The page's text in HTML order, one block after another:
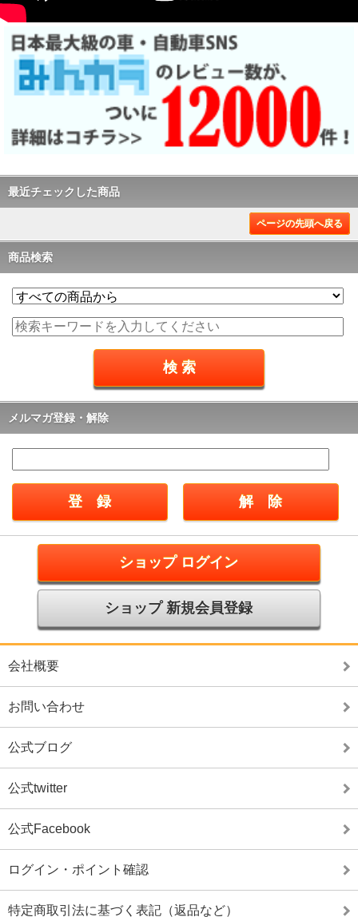
最近チェックした商品
ページの先頭へ戻る
商品検索
メルマガ登録・解除
ショップ ログイン
ショップ 新規会員登録
会社概要
お問い合わせ
公式ブログ
公式twitter
公式Facebook
ログイン・ポイント確認
特定商取引法に基づく表記（返品など）